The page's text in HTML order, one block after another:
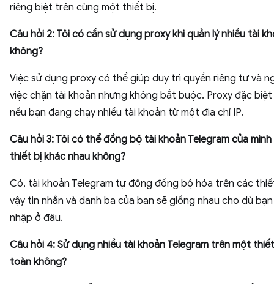
riêng biệt trên cùng một thiết bị.
Câu hỏi 2: Tôi có cần sử dụng proxy khi quản lý nhiều tài
không?
Việc sử dụng proxy có thể giúp duy trì quyền riêng tư và
việc chặn tài khoản nhưng không bắt buộc. Proxy đặc
nếu bạn đang chạy nhiều tài khoản từ một địa chỉ IP.
Câu hỏi 3: Tôi có thể đồng bộ tài khoản Telegram của
thiết bị khác nhau không?
Có, tài khoản Telegram tự động đồng bộ hóa trên các
vậy tin nhắn và danh bạ của bạn sẽ giống nhau cho dù
nhập ở đâu.
Câu hỏi 4: Sử dụng nhiều tài khoản Telegram trên một
toàn không?